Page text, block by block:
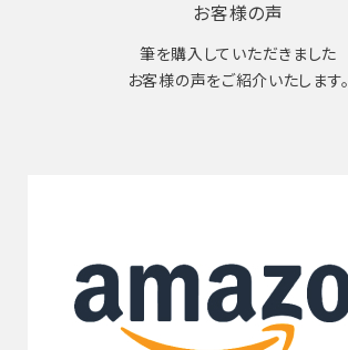
お客様の声
筆を購入していただきました
お客様の声をご紹介いたします。